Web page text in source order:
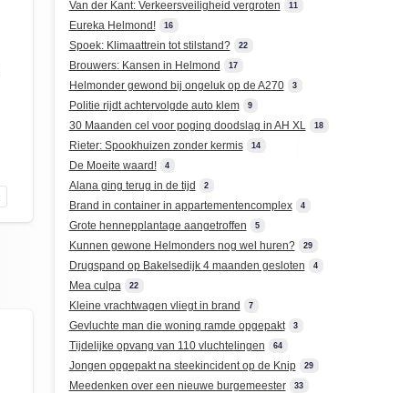
Van der Kant: Verkeersveiligheid vergroten 11
Eureka Helmond! 16
Spoek: Klimaattrein tot stilstand? 22
Brouwers: Kansen in Helmond 17
Helmonder gewond bij ongeluk op de A270 3
Politie rijdt achtervolgde auto klem 9
30 Maanden cel voor poging doodslag in AH XL 18
Rieter: Spookhuizen zonder kermis 14
De Moeite waard! 4
Alana ging terug in de tijd 2
Brand in container in appartementencomplex 4
Grote hennepplantage aangetroffen 5
Kunnen gewone Helmonders nog wel huren? 29
Drugspand op Bakelsedijk 4 maanden gesloten 4
Mea culpa 22
Kleine vrachtwagen vliegt in brand 7
Gevluchte man die woning ramde opgepakt 3
Tijdelijke opvang van 110 vluchtelingen 64
Jongen opgepakt na steekincident op de Knip 29
Meedenken over een nieuwe burgemeester 33